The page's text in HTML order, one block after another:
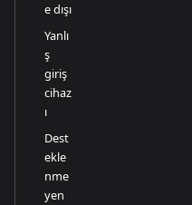
e dışı
Yanlı
ş
giriş
cihaz
ı
Dest
ekle
nme
yen